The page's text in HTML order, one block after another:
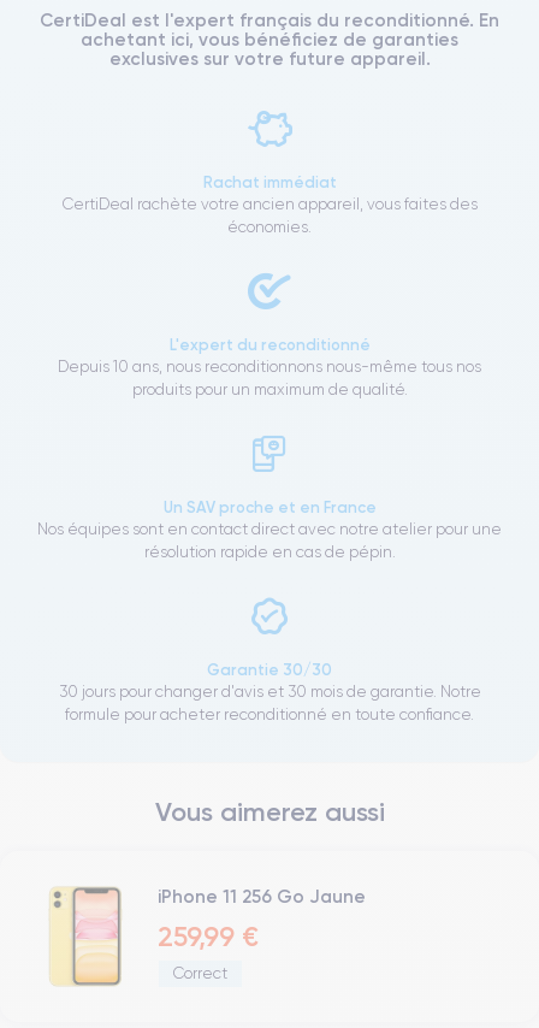
CertiDeal est l'expert français du reconditionné. En
achetant ici, vous bénéficiez de garanties
exclusives sur votre future appareil.
Rachat immédiat
CertiDeal rachète votre ancien appareil, vous faites des
économies.
L'expert du reconditionné
Depuis 10 ans, nous reconditionnons nous-même tous nos
produits pour un maximum de qualité.
Un SAV proche et en France
Nos équipes sont en contact direct avec notre atelier pour une
résolution rapide en cas de pépin.
Garantie 30/30
30 jours pour changer d'avis et 30 mois de garantie. Notre
formule pour acheter reconditionné en toute confiance.
Vous aimerez aussi
iPhone 11 256 Go Jaune
259,99 €
Correct